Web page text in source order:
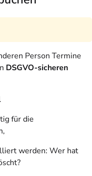
Person Termine
DSGVO-sicheren
für die
werden: Wer hat